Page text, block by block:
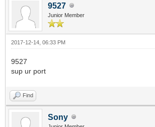
9527
Junior Member
2017-12-14, 06:33 PM
9527
sup ur port
Find
Sony